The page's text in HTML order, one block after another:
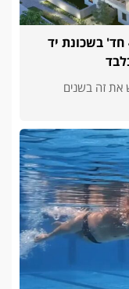
המלכא החדשה של ת"א - דירות 4-5 חד' בשכונת יד
את זה בשנים